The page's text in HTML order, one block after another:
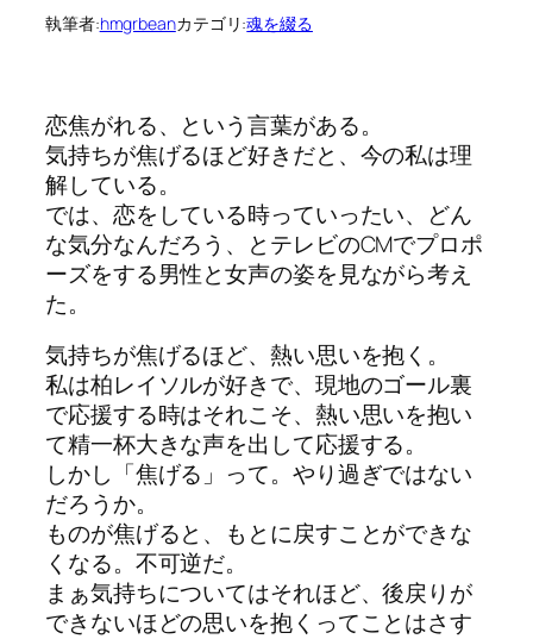
執筆者:hmgrbeanカテゴリ:魂を綴る
恋焦がれる、という言葉がある。
気持ちが焦げるほど好きだと、今の私は理
解している。
では、恋をしている時っていったい、どん
な気分なんだろう、とテレビのCMでプロポ
ーズをする男性と女声の姿を見ながら考え
た。
気持ちが焦げるほど、熱い思いを抱く。
私は柏レイソルが好きで、現地のゴール裏
で応援する時はそれこそ、熱い思いを抱い
て精一杯大きな声を出して応援する。
しかし「焦げる」って。やり過ぎではない
だろうか。
ものが焦げると、もとに戻すことができな
くなる。不可逆だ。
まぁ気持ちについてはそれほど、後戻りが
できないほどの思いを抱くってことはさす